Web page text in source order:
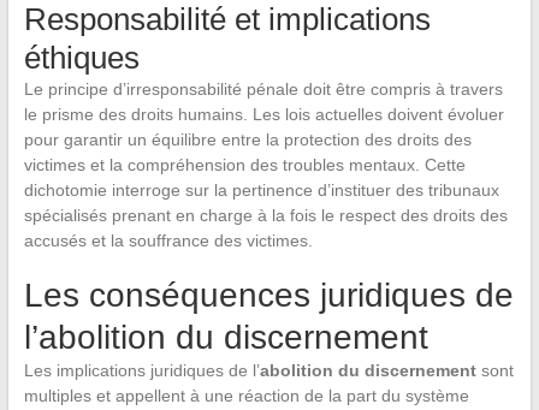
Responsabilité et implications
éthiques
Le principe d’irresponsabilité pénale doit être compris à travers
le prisme des droits humains. Les lois actuelles doivent évoluer
pour garantir un équilibre entre la protection des droits des
victimes et la compréhension des troubles mentaux. Cette
dichotomie interroge sur la pertinence d’instituer des tribunaux
spécialisés prenant en charge à la fois le respect des droits des
accusés et la souffrance des victimes.
Les conséquences juridiques de
l’abolition du discernement
Les implications juridiques de l’abolition du discernementsont
multiples et appellent à une réaction de la part du système